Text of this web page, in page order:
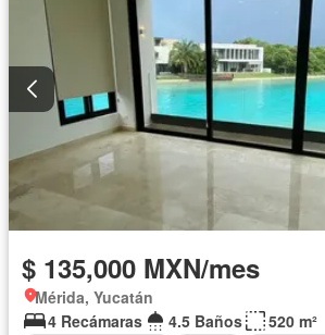
$ 135,000 MXN/mes
Mérida, Yucatán
4 Recámaras
4.5 Baños
520 m²